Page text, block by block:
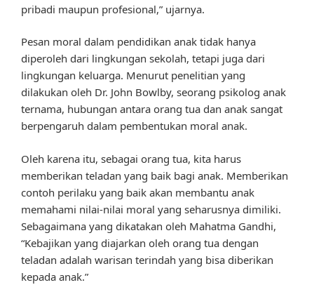
pribadi maupun profesional,” ujarnya.
Pesan moral dalam pendidikan anak tidak hanya
diperoleh dari lingkungan sekolah, tetapi juga dari
lingkungan keluarga. Menurut penelitian yang
dilakukan oleh Dr. John Bowlby, seorang psikolog anak
ternama, hubungan antara orang tua dan anak sangat
berpengaruh dalam pembentukan moral anak.
Oleh karena itu, sebagai orang tua, kita harus
memberikan teladan yang baik bagi anak. Memberikan
contoh perilaku yang baik akan membantu anak
memahami nilai-nilai moral yang seharusnya dimiliki.
Sebagaimana yang dikatakan oleh Mahatma Gandhi,
“Kebajikan yang diajarkan oleh orang tua dengan
teladan adalah warisan terindah yang bisa diberikan
kepada anak.”